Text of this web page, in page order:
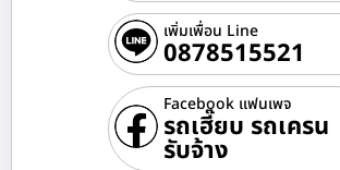
เพิ่มเพื่อน Line
0878515521
Facebook แฟนเพจ
รถเฮี๊ยบ รถเครน
รับจ้าง